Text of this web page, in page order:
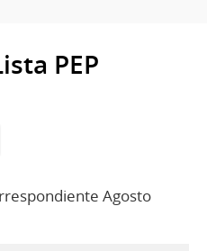
PEP
Agosto